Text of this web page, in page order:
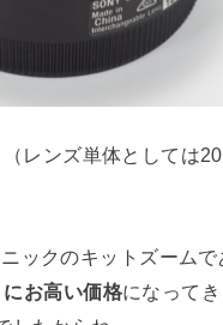
レンズ単体としては
ックのキットズーム
お高い価格になってき